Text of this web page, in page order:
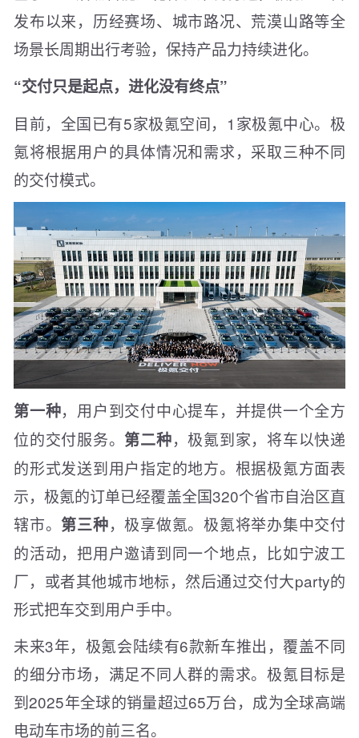
发布以来，历经赛场、城市路况、荒漠山路等全
场景长周期出行考验，保持产品力持续进化。
“交付只是起点，进化没有终点”
目前，全国已有5家极氪空间，1家极氪中心。极
氪将根据用户的具体情况和需求，采取三种不同
的交付模式。
第一种，用户到交付中心提车，并提供一个全方
位的交付服务。第二种，极氪到家，将车以快递
的形式发送到用户指定的地方。根据极氪方面表
示，极氪的订单已经覆盖全国320个省市自治区直
辖市。第三种，极享做氪。极氪将举办集中交付
的活动，把用户邀请到同一个地点，比如宁波工
厂，或者其他城市地标，然后通过交付大party的
形式把车交到用户手中。
未来3年，极氪会陆续有6款新车推出，覆盖不同
的细分市场，满足不同人群的需求。极氪目标是
到2025年全球的销量超过65万台，成为全球高端
电动车市场的前三名。